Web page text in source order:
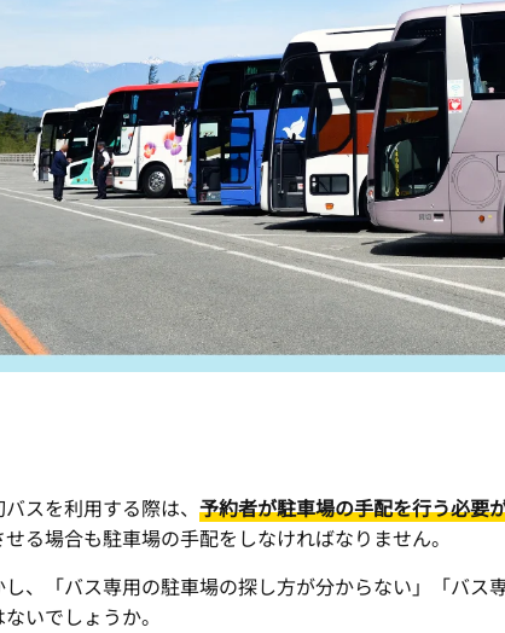
スを利用する際は、 予約者が駐車場の手配を行う必要
る場合も駐車場の手配をしなければなりません。
し、「バス専用の駐車場の探し方が分からない」「バ
いでしょうか。